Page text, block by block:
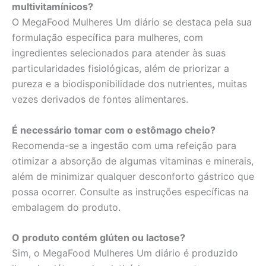
multivitamínicos?
O MegaFood Mulheres Um diário se destaca pela sua
formulação específica para mulheres, com
ingredientes selecionados para atender às suas
particularidades fisiológicas, além de priorizar a
pureza e a biodisponibilidade dos nutrientes, muitas
vezes derivados de fontes alimentares.
É necessário tomar com o estômago cheio?
Recomenda-se a ingestão com uma refeição para
otimizar a absorção de algumas vitaminas e minerais,
além de minimizar qualquer desconforto gástrico que
possa ocorrer. Consulte as instruções específicas na
embalagem do produto.
O produto contém glúten ou lactose?
Sim, o MegaFood Mulheres Um diário é produzido